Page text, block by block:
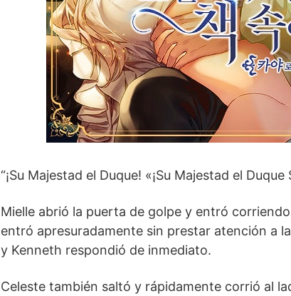
“¡Su Majestad el Duque! «¡Su Majestad el Duque
Mielle abrió la puerta de golpe y entró
entró apresuradamente sin prestar atención a
y Kenneth respondió de inmediato.
Celeste también saltó y rápidamente corrió al